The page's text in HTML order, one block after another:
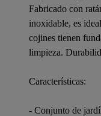
Fabricado con
inoxidable, es
cojines tienen
limpieza.
Características:
- Conjunto de